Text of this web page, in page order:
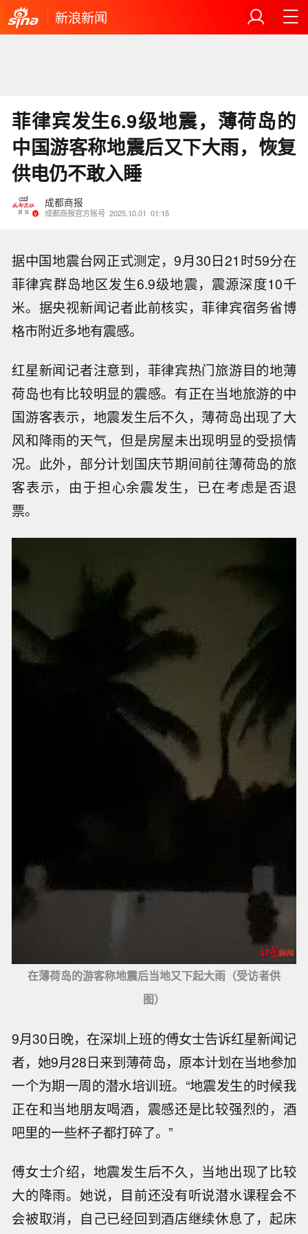
新浪新闻
菲律宾发生6.9级地震，薄荷岛的
中国游客称地震后又下大雨，恢复
供电仍不敢入睡
成都商报
成都商报官方账号 2025.10.01 01:15
据中国地震台网正式测定，9月30日21时59分在
菲律宾群岛地区发生6.9级地震，震源深度10千
米。据央视新闻记者此前核实，菲律宾宿务省博
格市附近多地有震感。
红星新闻记者注意到，菲律宾热门旅游目的地薄
荷岛也有比较明显的震感。有正在当地旅游的中
国游客表示，地震发生后不久，薄荷岛出现了大
风和降雨的天气，但是房屋未出现明显的受损情
况。此外，部分计划国庆节期间前往薄荷岛的旅
客表示，由于担心余震发生，已在考虑是否退
票。
在薄荷岛的游客称地震后当地又下起大雨（受访者供
图）
9月30日晚，在深圳上班的傅女士告诉红星新闻记
者，她9月28日来到薄荷岛，原本计划在当地参加
一个为期一周的潜水培训班。“地震发生的时候我
正在和当地朋友喝酒，震感还是比较强烈的，酒
吧里的一些杯子都打碎了。”
傅女士介绍，地震发生后不久，当地出现了比较
大的降雨。她说，目前还没有听说潜水课程会不
会被取消，自己已经回到酒店继续休息了，起床